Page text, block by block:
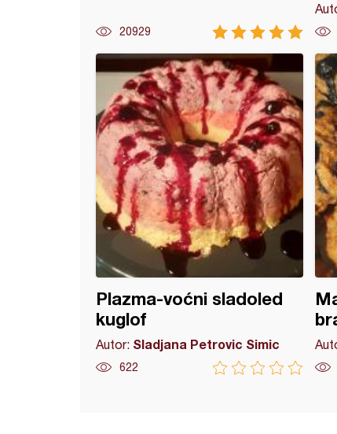
20929
Plazma-voćni sladoled
kuglof
Autor: Sladjana Petrovic Simic
622
od (gajenih) borovnica